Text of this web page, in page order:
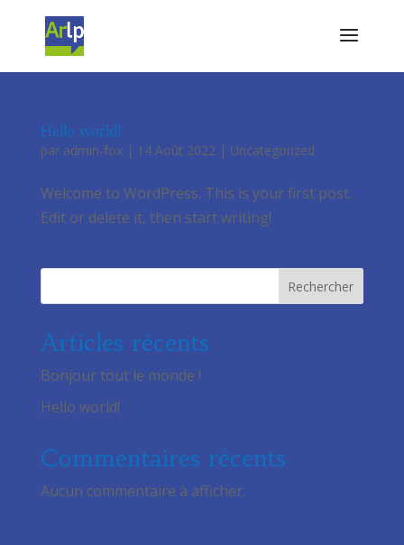
Hello world!
par admin-fox| 14 Août 2022| Uncategorized
Welcome to WordPress. This is your first post.
Edit or delete it, then start writing!
Rechercher
Articles récents
Bonjour tout le monde !
Hello world!
Commentaires récents
Aucun commentaire à afficher.